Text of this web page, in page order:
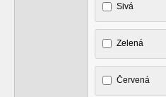
Sivá
Zelená
Červená